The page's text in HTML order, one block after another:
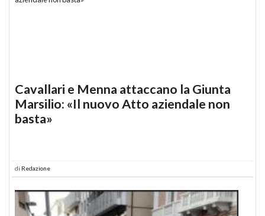
Cavallari e Menna attaccano la Giunta
Marsilio: «Il nuovo Atto aziendale non
basta»
di Redazione